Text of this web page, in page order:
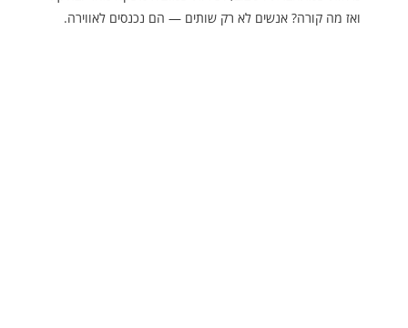
ואז מה קורה? אנשים לא רק שותים — הם נכנסים לאווירה.